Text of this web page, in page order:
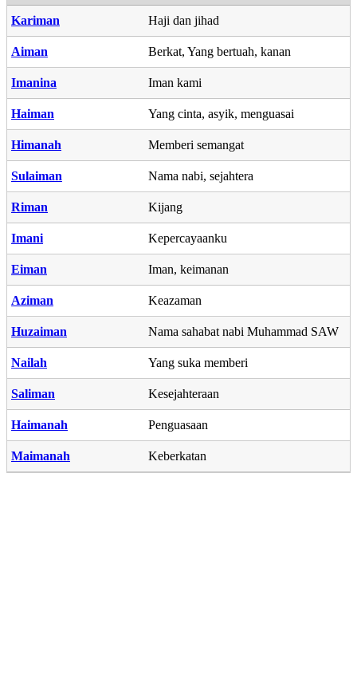
Kariman Haji dan jihad
Aiman Berkat, Yang bertuah, kanan
Imanina Iman kami
Haiman Yang cinta, asyik, menguasai
Himanah Memberi semangat
Sulaiman Nama nabi, sejahtera
Riman Kijang
Imani Kepercayaanku
Eiman Iman, keimanan
Aziman Keazaman
Huzaiman Nama sahabat nabi Muhammad SAW
Nailah Yang suka memberi
Saliman Kesejahteraan
Haimanah Penguasaan
Maimanah Keberkatan